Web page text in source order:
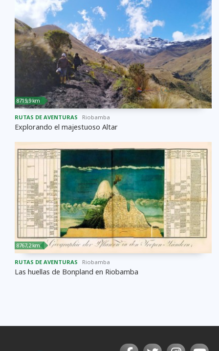
8719,9 km
RUTAS DE AVENTURAS Riobamba
Explorando el majestuoso Altar
8767,2 km
RUTAS DE AVENTURAS Riobamba
Las huellas de Bonpland en Riobamba